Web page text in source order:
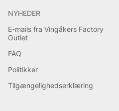
NYHEDER
E-mails fra Vingåkers Factory
Outlet
FAQ
Politikker
Tilgængelighedserklæring